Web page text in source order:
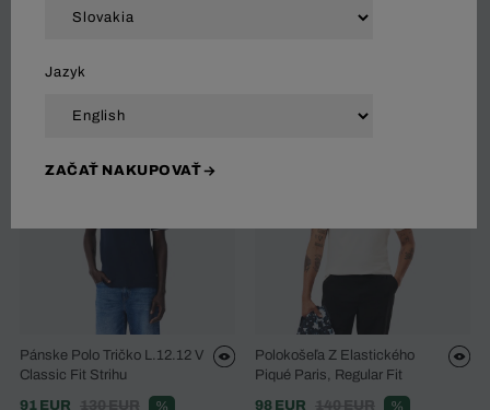
Pánske Polo Tričko L.12.12 V
Classic Fit Strihu
91 EUR
130 EUR %
Polokošeľa Z Elastického
Piqué Paris, Regular Fit
98 EUR
140 EUR %
Jazyk
ZAČAŤ NAKUPOVAŤ